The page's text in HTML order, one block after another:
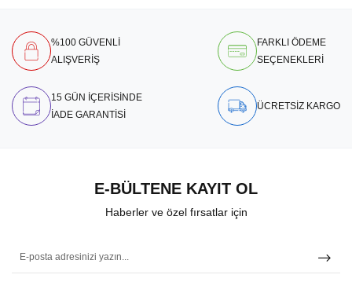
%100 GÜVENLİ
ALIŞVERİŞ
FARKLI ÖDEME
SEÇENEKLERİ
15 GÜN İÇERİSİNDE
İADE GARANTİSİ
ÜCRETSİZ KARGO
E-BÜLTENE KAYIT OL
Haberler ve özel fırsatlar için